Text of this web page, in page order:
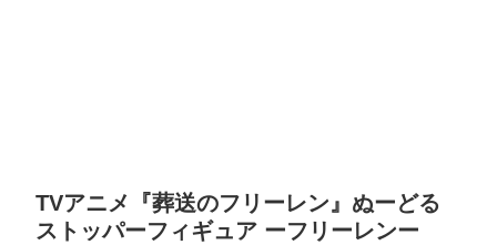
TVアニメ『葬送のフリーレン』ぬーどる
ストッパーフィギュア ーフリーレンー